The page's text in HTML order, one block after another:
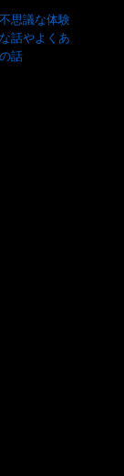
思議な体験
話やよくあ
話